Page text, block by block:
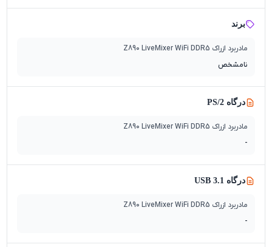
برند
مادربرد ازراک Z890 LiveMixer WiFi DDR5
نامشخص
درگاه PS/2
مادربرد ازراک Z890 LiveMixer WiFi DDR5
-
درگاه USB 3.1
مادربرد ازراک Z890 LiveMixer WiFi DDR5
-